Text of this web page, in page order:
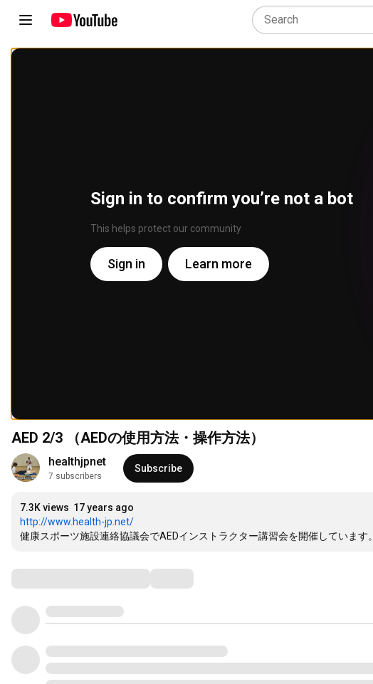
Sign in to confirm you’re not a bot
This helps protect our community
Sign in Learn more
AED 2/3 （AEDの使用方法・操作方法）
healthjpnet
7 subscribers
Subscribe
7.3K views 17 years ago
http://www.health-jp.net/
健康スポーツ施設連絡協議会でAEDインストラクター講習会を開催しています。